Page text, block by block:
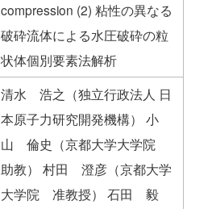
compression (2) 粘性の異なる
破砕流体による水圧破砕の粒
状体個別要素法解析
清水 浩之（独立行政法人 日
本原子力研究開発機構） 小
山 倫史（京都大学大学院
助教） 村田 澄彦（京都大学
大学院 准教授） 石田 毅